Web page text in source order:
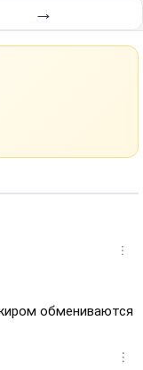
→
обмениваются